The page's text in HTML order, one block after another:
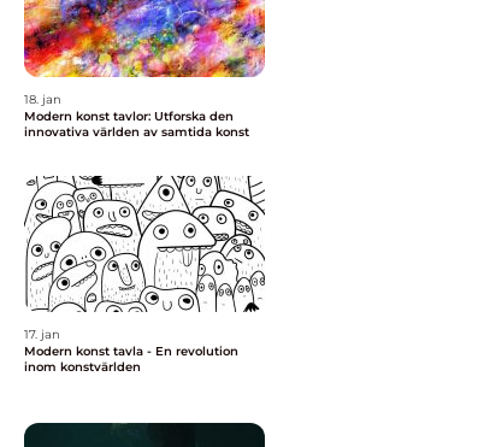
18. jan
Modern konst tavlor: Utforska den
innovativa världen av samtida konst
17. jan
Modern konst tavla - En revolution
inom konstvärlden